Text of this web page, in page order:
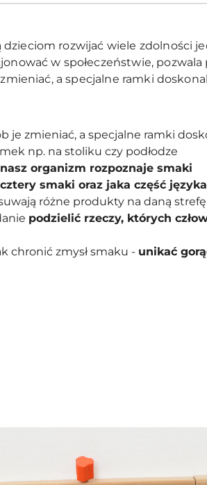
dzieciom rozwijać wiele zdolności
w społeczeństwie, pozwala
a specjalne ramki
je zmieniać, a specjalne ramki
np. na stoliku czy podłodze
organizm rozpoznaje smaki
smaki oraz jaka część
różne produkty na daną
podzielić rzeczy, których
chronić zmysł smaku - unikać